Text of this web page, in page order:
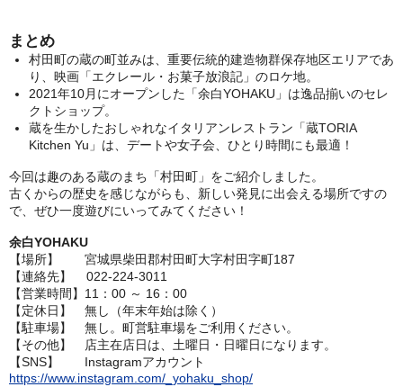
まとめ
村田町の蔵の町並みは、重要伝統的建造物群保存地区エリアであ
り、映画「エクレール・お菓子放浪記」のロケ地。
2021年10月にオープンした「余白YOHAKU」は逸品揃いのセレ
クトショップ。
蔵を生かしたおしゃれなイタリアンレストラン「蔵TORIA
Kitchen Yu」は、デートや女子会、ひとり時間にも最適！
今回は趣のある蔵のまち「村田町」をご紹介しました。
古くからの歴史を感じながらも、新しい発見に出会える場所ですの
で、ぜひ一度遊びにいってみてください！
余白YOHAKU
【場所】 宮城県柴田郡村田町大字村田字町187
【連絡先】 022-224-3011
【営業時間】11：00 ～ 16：00
【定休日】 無し（年末年始は除く）
【駐車場】 無し。町営駐車場をご利用ください。
【その他】 店主在店日は、土曜日・日曜日になります。
【SNS】 Instagramアカウント
https://www.instagram.com/_yohaku_shop/